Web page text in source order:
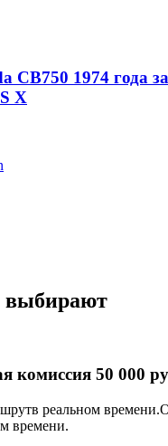
CB750 1974 года
X
выбирают
комиссия 50 000
реальном
времени.